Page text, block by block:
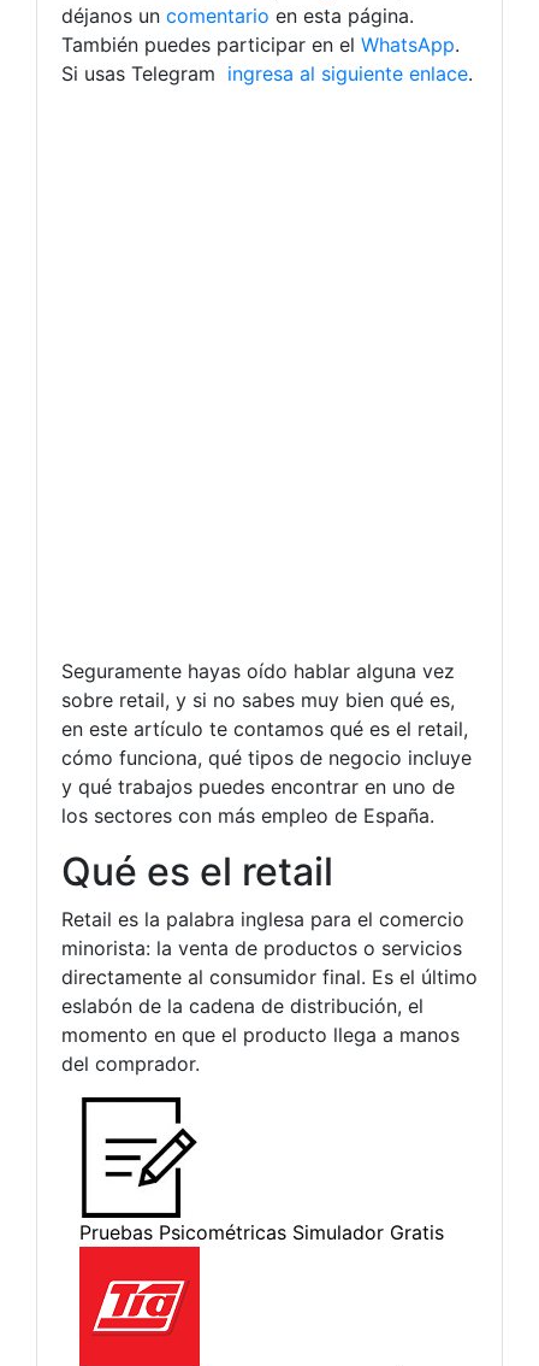
déjanos un comentario en esta página.
También puedes participar en el WhatsApp.
Si usas Telegram ingresa al siguiente enlace.
Seguramente hayas oído hablar alguna vez
sobre retail, y si no sabes muy bien qué es,
en este artículo te contamos qué es el retail,
cómo funciona, qué tipos de negocio incluye
y qué trabajos puedes encontrar en uno de
los sectores con más empleo de España.
Qué es el retail
Retail es la palabra inglesa para el comercio
minorista: la venta de productos o servicios
directamente al consumidor final. Es el último
eslabón de la cadena de distribución, el
momento en que el producto llega a manos
del comprador.